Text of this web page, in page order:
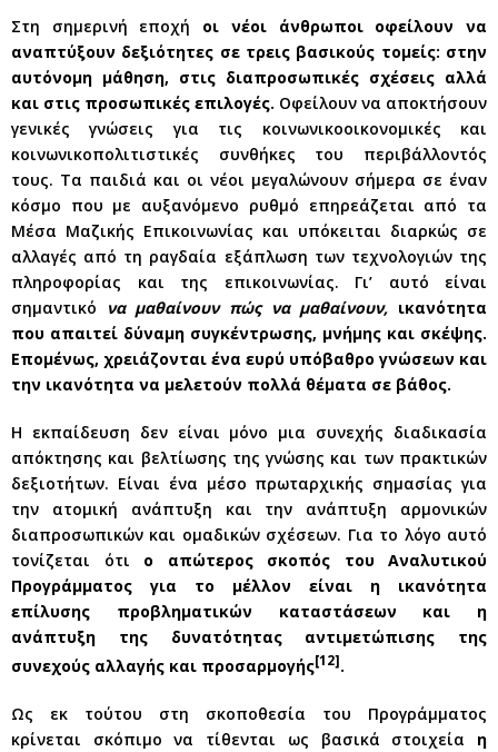
Στη σημερινή εποχή οι νέοι άνθρωποι οφείλουν να
αναπτύξουν δεξιότητες σε τρεις βασικούς τομείς: στην
αυτόνομη μάθηση, στις διαπροσωπικές σχέσεις αλλά
και στις προσωπικές επιλογές. Οφείλουν να αποκτήσουν
γενικές γνώσεις για τις κοινωνικοοικονομικές και
κοινωνικοπολιτιστικές συνθήκες του περιβάλλοντός
τους. Τα παιδιά και οι νέοι μεγαλώνουν σήμερα σε έναν
κόσμο που με αυξανόμενο ρυθμό επηρεάζεται από τα
Μέσα Μαζικής Επικοινωνίας και υπόκειται διαρκώς σε
αλλαγές από τη ραγδαία εξάπλωση των τεχνολογιών της
πληροφορίας και της επικοινωνίας. Γι’ αυτό είναι
σημαντικό
να μαθαίνουν πώς να μαθαίνουν, ικανότητα
που απαιτεί δύναμη συγκέντρωσης, μνήμης και σκέψης.
Επομένως, χρειάζονται ένα ευρύ υπόβαθρο γνώσεων και
την ικανότητα να μελετούν πολλά θέματα σε βάθος.
Η εκπαίδευση δεν είναι μόνο μια συνεχής διαδικασία
απόκτησης και βελτίωσης της γνώσης και των πρακτικών
δεξιοτήτων. Είναι ένα μέσο πρωταρχικής σημασίας για
την ατομική ανάπτυξη και την ανάπτυξη αρμονικών
διαπροσωπικών και ομαδικών σχέσεων. Για το λόγο αυτό
τονίζεται ότι ο απώτερος σκοπός του Αναλυτικού
Προγράμματος για το μέλλον είναι η ικανότητα
επίλυσης προβληματικών καταστάσεων και η
ανάπτυξη της δυνατότητας αντιμετώπισης της
συνεχούς αλλαγής και προσαρμογής[12].
Ως εκ τούτου στη σκοποθεσία του Προγράμματος
κρίνεται σκόπιμο να τίθενται ως βασικά στοιχεία η